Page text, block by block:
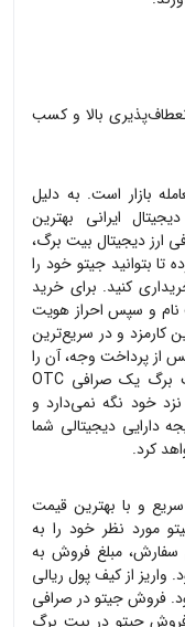
بالا و کسب
بازار است. به دلیل
ایرانی بهترین
ارز دیجیتال بیت برگ،
تا بتوانیدجیتو خود را
کنید. برای خرید
نام و سپس احراز هویت
کارمزد و در سریع‌ترین
از پرداخت وجه، آن را
در کیف پول خود دریافت کنید. صرافی بیت برگ یک صرافی OTC
خود نگه نمی‌دارد و
دارایی دیجیتالی شما
کرد.
و با بهترین قیمت
مورد نظر خود را به
مبلغ فروش به
از کیف پول ریالی
فروشجیتودر صرافی
فروشجیتو در بیت برگ